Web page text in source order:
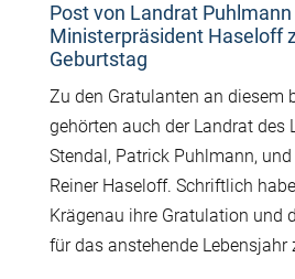
Post von Landrat Puhlmann
Ministerpräsident Haseloff
Geburtstag
Zu den Gratulanten an diesem
gehörten auch der Landrat des
Stendal, Patrick Puhlmann,
Reiner Haseloff. Schriftlich
Krägenau ihre Gratulation und
für das anstehende Lebensjahr